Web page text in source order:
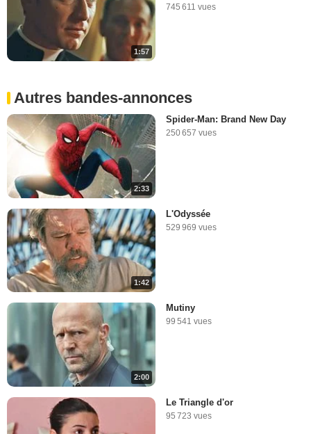
1:57
745 611 vues
Autres bandes-annonces
2:33
Spider-Man: Brand New Day
250 657 vues
1:42
L'Odyssée
529 969 vues
2:00
Mutiny
99 541 vues
Le Triangle d'or
95 723 vues